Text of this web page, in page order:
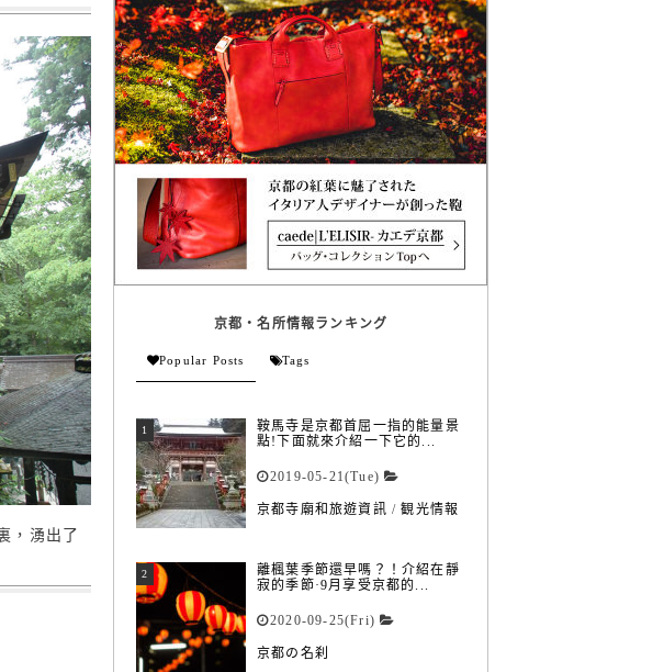
，湧出了
京都・名所情報ランキング
Popular Posts Tags
鞍馬寺是京都首屈一指的能量景
點!下面就來介紹一下它的...
2019-05-21(Tue)
京都寺廟和旅遊資訊 /観光情報
離楓葉季節還早嗎？！介紹在靜
寂的季節·9月享受京都的...
2020-09-25(Fri)
京都の名刹